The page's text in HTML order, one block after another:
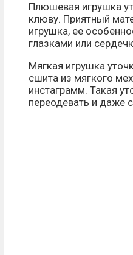
Плюшевая игрушка
клюву. Приятный
игрушка, ее
глазками или
Мягкая игрушка
сшита из мягкого
инстаграмм. Такая
переодевать и даже